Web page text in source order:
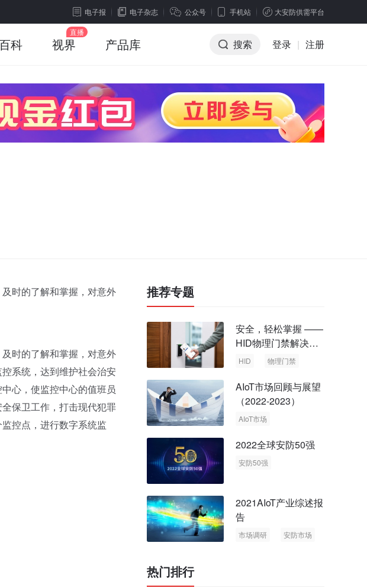
电子报 电子杂志 公众号 手机站 大安防供需平台
科 视界 产品库 搜索 登录 | 注册
时的了解和掌握，对意外
时的了解和掌握，对意外
系统，达到维护社会治安
心，使监控中心的值班员
保卫工作，打击现代犯罪
控点，进行数字系统监
推荐专题
安全，轻松掌握 ——
HID物理门禁解决方
案，启动智慧安全新
HID 物理门禁
AIoT市场回顾与展望
（2022-2023）
AIoT市场
2022全球安防50强
安防50强
2021AIoT产业综述报
告
市场调研
安防市场
热门排行